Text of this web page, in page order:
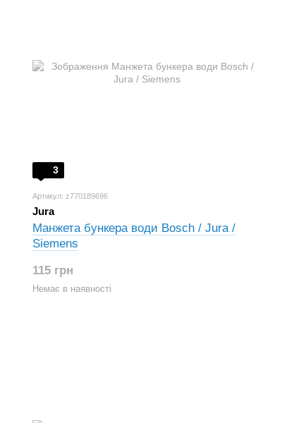
3
Артикул: z770189696
Jura
Манжета бункера води Bosch / Jura /
Siemens
115 грн
Немає в наявності